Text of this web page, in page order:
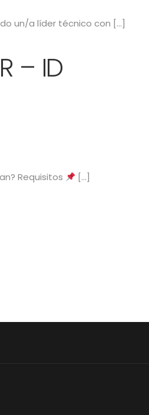
un/a líder técnico con […]
– ID
Requisitos
[…]